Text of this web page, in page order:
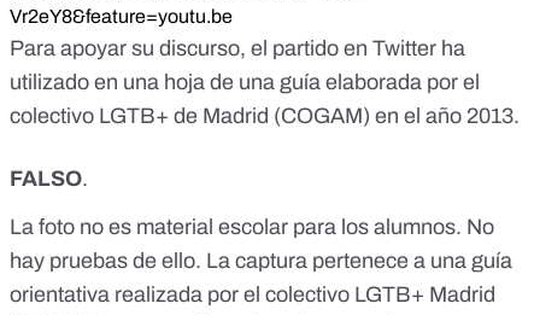
Vr2eY8&feature=youtu.be
Para apoyar su discurso, el partido en Twitter ha
utilizado en una hoja de una guía elaborada por el
colectivo LGTB+ de Madrid (COGAM) en el año 2013.
FALSO.
La foto no es material escolar para los alumnos. No
hay pruebas de ello. La captura pertenece a una guía
orientativa realizada por el colectivo LGTB+ Madrid